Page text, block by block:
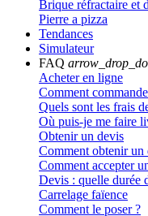
Brique réfractaire et
Pierre a pizza
Tendances
Simulateur
FAQ
Acheter en ligne
Comment
Quels sont les frais
Où puis-je me faire
Obtenir un devis
Comment obtenir un
Comment accepter
Devis : quelle durée
Carrelage faïence
Comment le poser ?